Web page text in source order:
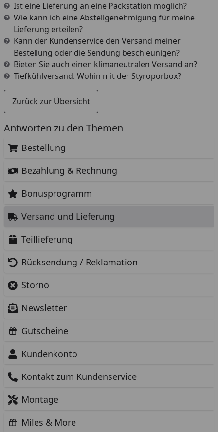
Antworten zu den Themen
Bestellung
Bezahlung & Rechnung
Bonusprogramm
Versand und Lieferung
Teillieferung
Rücksendung / Reklamation
Storno
Newsletter
Gutscheine
Kundenkonto
Kontakt zum Kundenservice
Montage
Miles & More
Ist eine Lieferung an eine Packstation möglich?
Wie kann ich eine Abstellgenehmigung für meine
Lieferung erteilen?
Kann der Kundenservice den Versand meiner
Bestellung oder die Sendung beschleunigen?
Bieten Sie auch einen klimaneutralen Versand an?
Tiefkühlversand: Wohin mit der Styroporbox?
Zurück zur Übersicht